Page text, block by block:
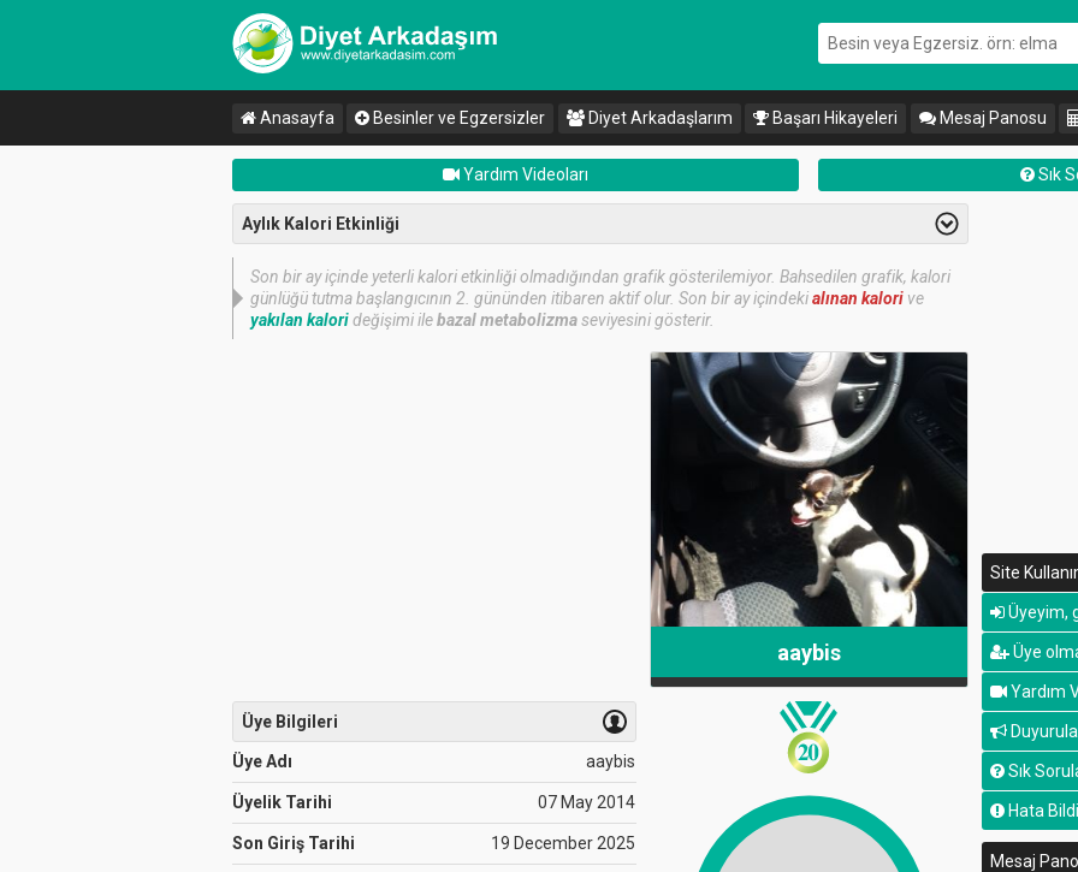
Anasayfa Besinler ve Egzersizler Diyet Arkadaşlarım Başarı Hikayeleri Mesaj Panosu
Yardım Videoları Sık
Aylık Kalori Etkinliği
Son bir ay içinde yeterli kalori etkinliği olmadığından grafik gösterilemiyor. Bahsedilen grafik, kalori
günlüğü tutma başlangıcının 2. gününden itibaren aktif olur. Son bir ay içindekialınan kalorive
yakılan kalorideğişimi ilebazal metabolizmaseviyesini gösterir.
aaybis
Üye Bilgileri
Üye Adı aaybis
Üyelik Tarihi 07 May 2014
Son Giriş Tarihi 19 December 2025
Site
Üyeyim,
Üye
Yardım
Sık
Hata
Mesaj